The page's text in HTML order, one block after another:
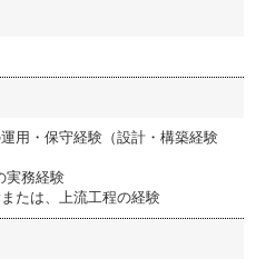
用・保守経験（設計・構築経験
実務経験
たは、上流工程の経験